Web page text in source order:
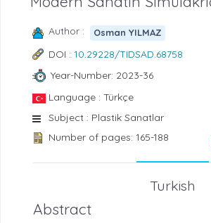
Author : Osman YILMAZ
DOI : 10.29228/TIDSAD.68758
Year-Number: 2023-36
Language : Türkçe
Subject : Plastik Sanatlar
Number of pages: 165-188
Turkish
Abstract